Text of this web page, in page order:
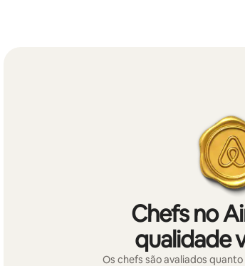
Chefs no
qualidade
Os chefs são avaliados